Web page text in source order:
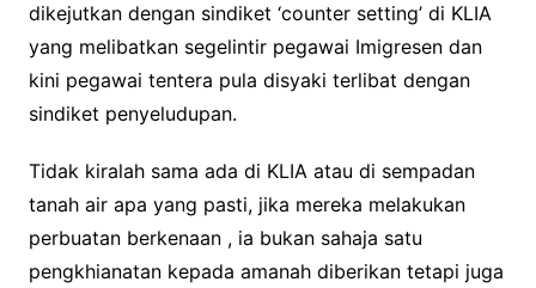
dikejutkan dengan sindiket ‘counter setting’ di KLIA
yang melibatkan segelintir pegawai Imigresen dan
kini pegawai tentera pula disyaki terlibat dengan
sindiket penyeludupan.
Tidak kiralah sama ada di KLIA atau di sempadan
tanah air apa yang pasti, jika mereka melakukan
perbuatan berkenaan , ia bukan sahaja satu
pengkhianatan kepada amanah diberikan tetapi juga